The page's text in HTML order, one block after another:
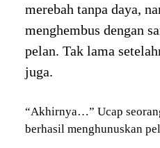
merebah tanpa daya,
menghembus dengan
pelan. Tak lama
juga.
“Akhirnya…” Ucap
berhasil menghunuskan